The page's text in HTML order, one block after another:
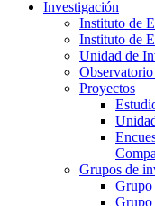
Investigación
Instituto de
Instituto de
Unidad de
Proyectos
Grupos de
Grupo
Grupo